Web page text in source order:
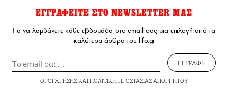
ΕΓΓΡΑΦΕΙΤΕ ΣΤΟ NEWSLETTER ΜΑΣ
Για να λαμβάνετε κάθε εβδομάδα στο email σας μια επιλογή από τα
καλύτερα άρθρα του lifo.gr
ΕΓΓΡΑΦΗ
ΟΡΟΙ ΧΡΗΣΗΣΚΑΙ ΠΟΛΙΤΙΚΗ ΠΡΟΣΤΑΣΙΑΣ ΑΠΟΡΡΗΤΟΥ